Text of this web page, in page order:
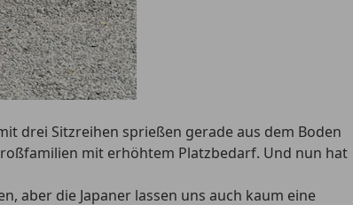
drei Sitzreihen sprießen gerade aus dem Boden
mit erhöhtem Platzbedarf. Und nun hat
aber die Japaner lassen uns auch kaum eine